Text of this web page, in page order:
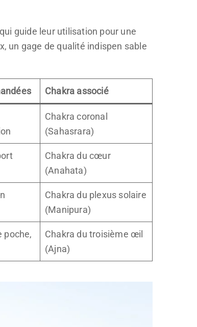
guide leur utilisation pour une
un gage de qualité indispen sable
Chakra associé
Chakra coronal
(Sahasrara)
Chakra du cœur
(Anahata)
Chakra du plexus solaire
(Manipura)
poche,
Chakra du troisième œil
(Ajna)